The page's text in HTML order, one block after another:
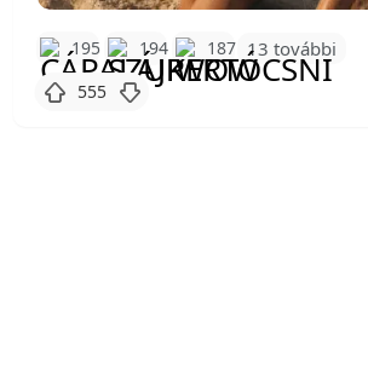
195 194 187 13 további
555